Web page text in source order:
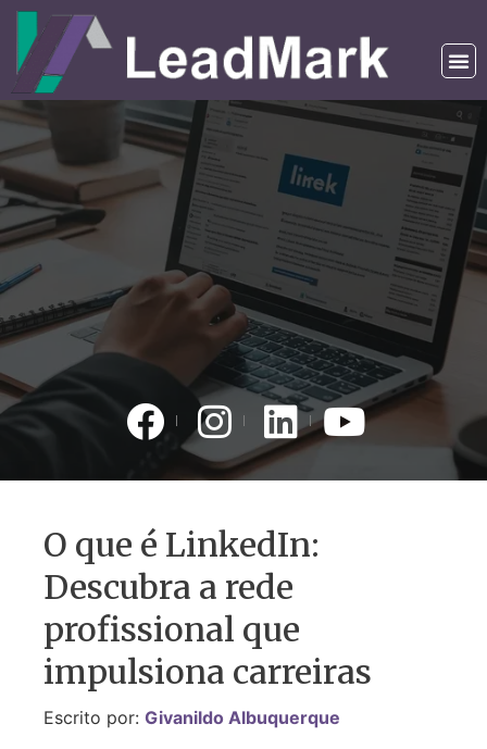
O que é LinkedIn:
Descubra a rede
profissional que
impulsiona carreiras
Escrito por: Givanildo Albuquerque